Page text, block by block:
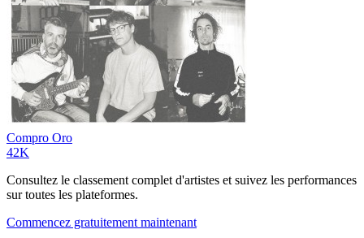
Compro Oro
42K
Consultez le classement complet d'artistes et suivez les performances
sur toutes les plateformes.
Commencez gratuitement maintenant